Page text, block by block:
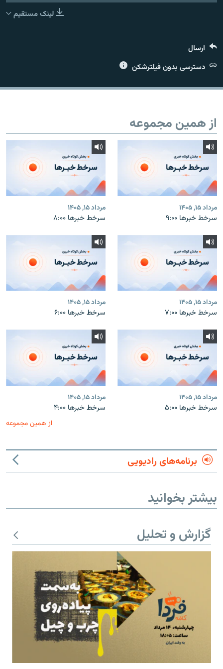
لینک مستقیم
ارسال
دسترسی بدون فیلترشکن
از همین مجموعه
مرداد ۱۵, ۱۴۰۵
سرخط خبرها ۹:۰۰
مرداد ۱۵, ۱۴۰۵
سرخط خبرها ۸:۰۰
مرداد ۱۵, ۱۴۰۵
سرخط خبرها ۷:۰۰
مرداد ۱۵, ۱۴۰۵
سرخط خبرها ۶:۰۰
مرداد ۱۵, ۱۴۰۵
سرخط خبرها ۵:۰۰
مرداد ۱۵, ۱۴۰۵
سرخط خبرها ۴:۰۰
از همین مجموعه
برنامه‌های رادیویی
بیشتر بخوانید
گزارش و تحلیل